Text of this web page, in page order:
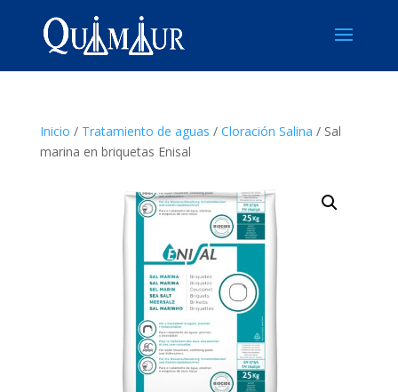
Inicio / Tratamiento de aguas / Cloración Salina / Sal
marina en briquetas Enisal